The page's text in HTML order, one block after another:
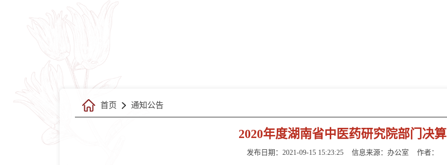
首页 通知公告
2020年度湖南省中医药研究院部门决算
发布日期：2021-09-15 15:23:25 信息来源： 办公室 作者：